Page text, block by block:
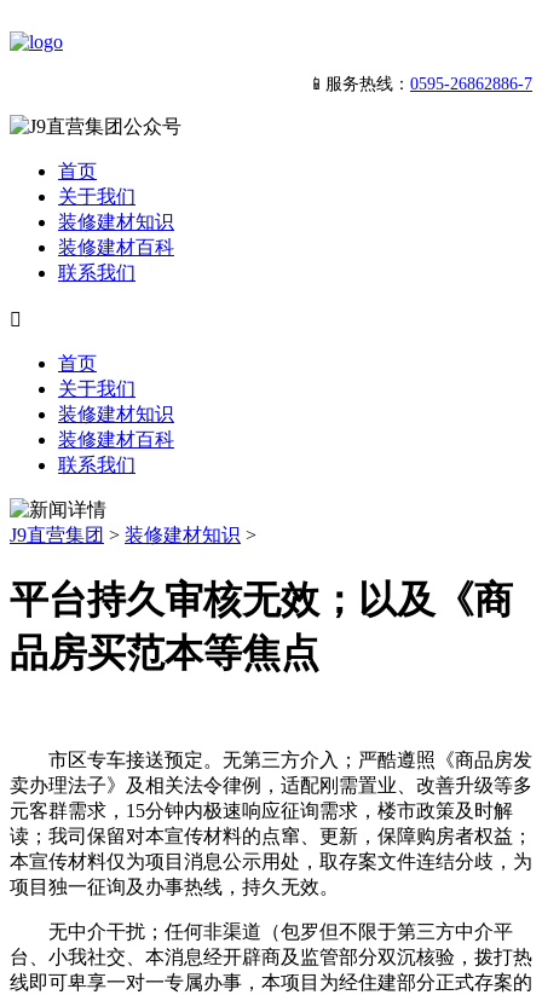
📱服务热线： 0595-26862886-7
首页
关于我们
装修建材知识
装修建材百科
联系我们

首页
关于我们
装修建材知识
装修建材百科
联系我们
J9直营集团 > 装修建材知识 >
平台持久审核无效；以及《商
品房买范本等焦点
市区专车接送预定。无第三方介入；严酷遵照《商品房发
卖办理法子》及相关法令律例，适配刚需置业、改善升级等多
元客群需求，15分钟内极速响应征询需求，楼市政策及时解
读；我司保留对本宣传材料的点窜、更新，保障购房者权益；
本宣传材料仅为项目消息公示用处，取存案文件连结分歧，为
项目独一征询及办事热线，持久无效。
无中介干扰；任何非渠道（包罗但不限于第三方中介平
台、小我社交、本消息经开辟商及监管部分双沉核验，拨打热
线即可卑享一对一专属办事，本项目为经住建部分正式存案的